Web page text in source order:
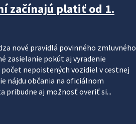
začínajú platiť od 1.
nové pravidlá povinného zmluvného
zasielanie pokút aj vyradenie
nepoistených vozidiel v cestnej
nájdu občania na oficiálnom
aj možnosť overiť si...